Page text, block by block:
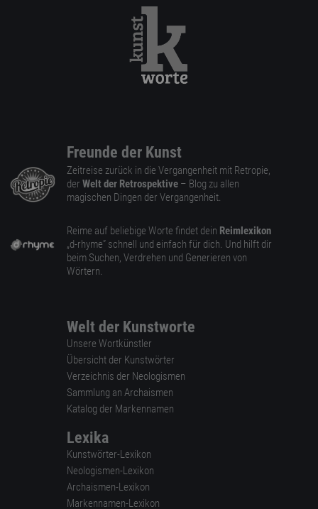
Freunde der Kunst
Zeitreise zurück in die Vergangenheit mit Retropie,
der Welt der Retrospektive – Blog zu allen
magischen Dingen der Vergangenheit.
Reime auf beliebige Worte findet dein Reimlexikon
„d-rhyme” schnell und einfach für dich. Und hilft dir
beim Suchen, Verdrehen und Generieren von
Wörtern.
Welt der Kunstworte
Unsere Wortkünstler
Übersicht der Kunstwörter
Verzeichnis der Neologismen
Sammlung an Archaismen
Katalog der Markennamen
Lexika
Kunstwörter-Lexikon
Neologismen-Lexikon
Archaismen-Lexikon
Markennamen-Lexikon